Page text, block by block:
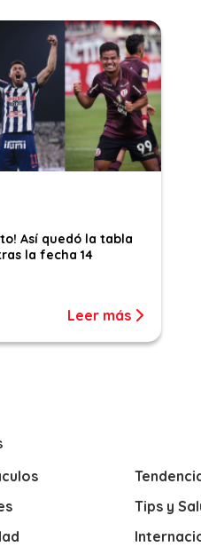
Así quedó la tabla
la fecha 14
Leer más
Tips y